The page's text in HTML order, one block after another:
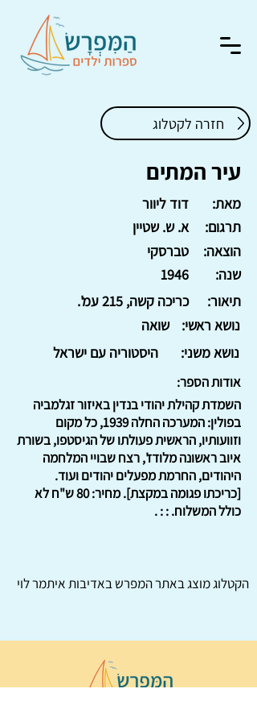
חזרה לקטלוג
עיר המתים
דוד ליוור
מאת:
א. ש. שטיין
תרגום:
טברסקי
הוצאה:
1946
שנה:
כריכה קשה, 215 עמ'.
תיאור:
שואה
נושא ראשי:
היסטוריה עם ישראל
נושא משני:
אודות הספר:
השמדת קהילת יהודי בנדין באיזור זגלמביה
בפולין: המערכה החלה 1939, כל מקום
וזוועותיו, הראשית פעולתו של הגיסטפו, בשורת
איוב ראשונה מלודז', רצח שבויי המלחמה
היהודים, החרמת מפעלים יהודים ועוד.
[כריכתו פגומה במקצת]. מחיר: 80 ש"ח לא
כולל המשלוח. : : .
הקטלוג מוצג באתרהמפרשבאדיבות איתמר לוי